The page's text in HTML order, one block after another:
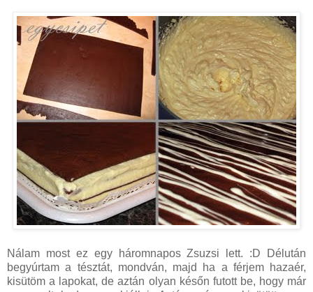
Nálam most ez egy háromnapos Zsuzsi lett. :D Délután
begyúrtam a tésztát, mondván, majd ha a férjem hazaér,
kisütöm a lapokat, de aztán olyan későn futott be, hogy már